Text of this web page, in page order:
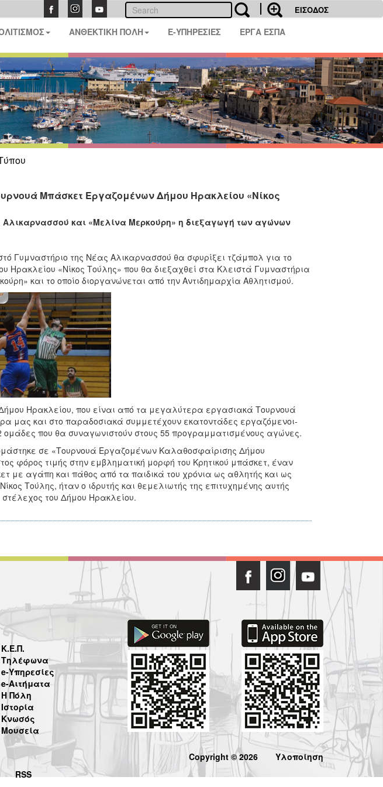
ΕΙΣΟΔΟΣ
ΑΝΘΕΚΤΙΚΗ ΠΟΛΗ E-ΥΠΗΡΕΣΙΕΣ ΕΡΓΑ ΕΣΠΑ
Μπάσκετ Εργαζομένων Δήμου Ηρακλείου «Νίκος
και «Μελίνα Μερκούρη» η διεξαγωγή των αγώνων
Γυμναστήριο της Νέας Αλικαρνασσού θα σφυρίξει τζάμπολ για το
«Νίκος Τούλης» που θα διεξαχθεί στα Κλειστά Γυμναστήρια
και το οποίο διοργανώνεται από την Αντιδημαρχία Αθλητισμού.
Ηρακλείου, που είναι από τα μεγαλύτερα εργασιακά Τουρνουά
μας και στο παραδοσιακά συμμετέχουν εκατοντάδες εργαζόμενοι-
που θα συναγωνιστούν στους 55 προγραμματισμένους αγώνες.
σε «Τουρνουά Εργαζομένων Καλαθοσφαίρισης Δήμου
φόρος τιμής στην εμβληματική μορφή του Κρητικού μπάσκετ, έναν
με αγάπη και πάθος από τα παιδικά του χρόνια ως αθλητής και ως
Τούλης, ήταν ο ιδρυτής και θεμελιωτής της επιτυχημένης αυτής
του Δήμου Ηρακλείου.
Κ.Ε.Π.
Τηλέφωνα
e-Υπηρεσίες
e-Αιτήματα
Η Πόλη
Ιστορία
Κνωσός
Μουσεία
RSS
Copyright © 2026 Υλοποίηση